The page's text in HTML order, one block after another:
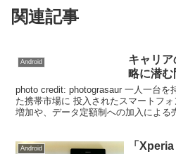
関連記事
Android
キャリ
略に潜む
photo credit: photograsaur 一人一台を
た携帯市場に 投入されたスマートフ
増加や、データ定額制への加入による
Android
「